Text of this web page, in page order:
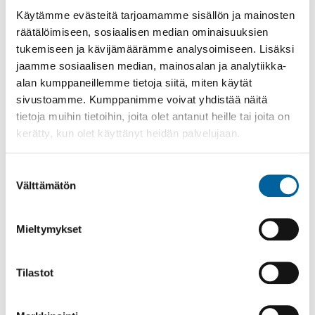
Käytämme evästeitä tarjoamamme sisällön ja mainosten
räätälöimiseen, sosiaalisen median ominaisuuksien
tukemiseen ja kävijämäärämme analysoimiseen. Lisäksi
jaamme sosiaalisen median, mainosalan ja analytiikka-
alan kumppaneillemme tietoja siitä, miten käytät
sivustoamme. Kumppanimme voivat yhdistää näitä
tietoja muihin tietoihin, joita olet antanut heille tai joita on
kerätty, kun olet käyttänyt heidän palvelujaan.
valinta
Välttämätön
Mieltymykset
Tilastot
Katso myös
Poistomyynti kirjaston aukioloaikana